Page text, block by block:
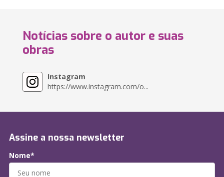
Notícias sobre o autor e suas
obras
Instagram
https://www.instagram.com/o...
Assine a nossa newsletter
Nome*